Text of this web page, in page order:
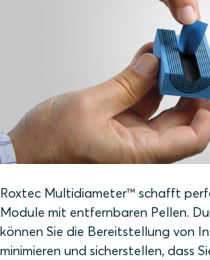
Roxtec Multidiameter™ schafft
Module mit entfernbaren Pellen.
können Sie die Bereitstellung von
minimieren und sicherstellen, dass